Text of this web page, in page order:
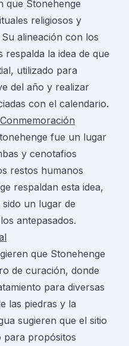
que Stonehenge
religiosos y
alineación con los
respalda la idea de que
utilizado para
del año y realizar
con el calendario.
fue un lugar
y cenotafios
restos humanos
respaldan esta idea,
un lugar de
antepasados.
que Stonehenge
de curación, donde
para diversas
las piedras y la
sugieren que el sitio
para propósitos